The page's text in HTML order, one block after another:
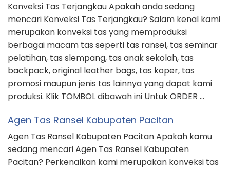
Konveksi Tas Terjangkau Apakah anda sedang
mencari Konveksi Tas Terjangkau? Salam kenal kami
merupakan konveksi tas yang memproduksi
berbagai macam tas seperti tas ransel, tas seminar
pelatihan, tas slempang, tas anak sekolah, tas
backpack, original leather bags, tas koper, tas
promosi maupun jenis tas lainnya yang dapat kami
produksi. Klik TOMBOL dibawah ini Untuk ORDER …
Agen Tas Ransel Kabupaten Pacitan
Agen Tas Ransel Kabupaten Pacitan Apakah kamu
sedang mencari Agen Tas Ransel Kabupaten
Pacitan? Perkenalkan kami merupakan konveksi tas